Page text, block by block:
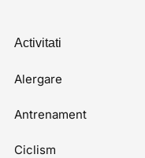
Activitati
Alergare
Antrenament
Ciclism